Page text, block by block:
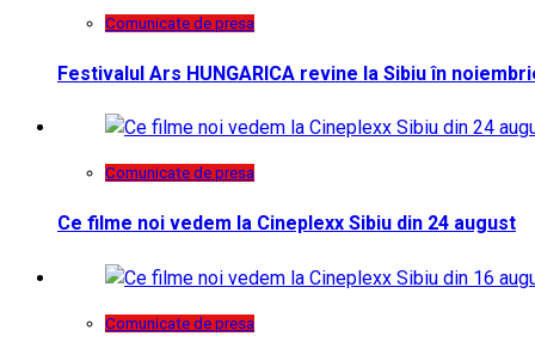
Comunicate de presa
Festivalul Ars HUNGARICA revine la Sibiu în
Comunicate de presa
Ce filme noi vedem la Cineplexx Sibiu din 24 august
Comunicate de presa